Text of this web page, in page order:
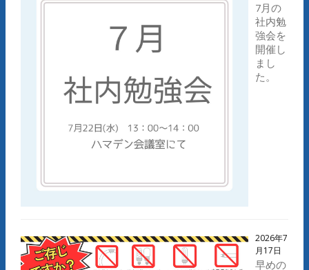
7月の
社内勉
強会を
開催し
まし
た。
2026年7
月17日
早めの